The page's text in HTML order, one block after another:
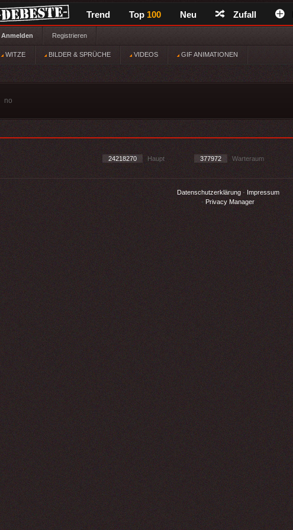
Trend Top 100 Neu Zufall
Anmelden Registrieren
WITZE BILDER & SPRÜCHE VIDEOS GIF ANIMATIONEN
no
24218270 Haupt 377972 Warteraum
Datenschutzerklärung- Impressum
- Privacy Manager